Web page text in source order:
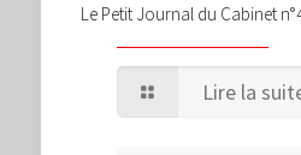
Le Petit Journal du Cabinet
Lire la